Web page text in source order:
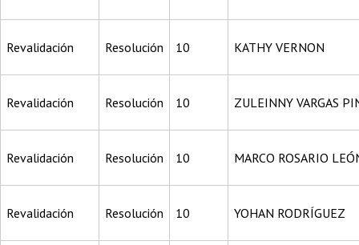
Revalidación Resolución 10 KATHY VERNON
Revalidación Resolución 10 ZULEINNY VARGAS
Revalidación Resolución 10 MARCO ROSARIO
Revalidación Resolución 10 YOHAN RODRÍGUEZ